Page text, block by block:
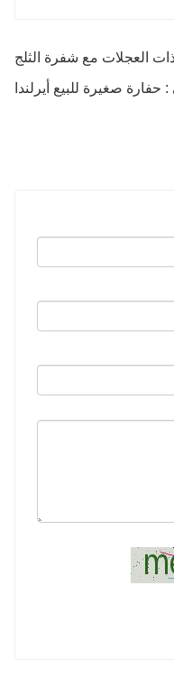
ذات العجلات مع شفرة الثلج
: حفارة صغيرة للبيع أيرلندا